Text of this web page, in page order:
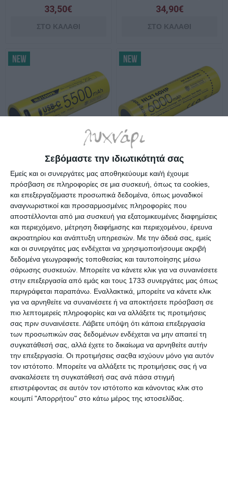
Σεβόμαστε την ιδιωτικότητά σας
Εμείς και οι συνεργάτες μας αποθηκεύουμε και/ή έχουμε
πρόσβαση σε πληροφορίες σε μια συσκευή, όπως τα cookies,
και επεξεργαζόμαστε προσωπικά δεδομένα, όπως μοναδικοί
αναγνωριστικοί και προσαρμοσμένες πληροφορίες που
αποστέλλονται από μια συσκευή για εξατομικευμένες διαφημίσεις
και περιεχόμενο, μέτρηση διαφήμισης και περιεχομένου, έρευνα
ακροατηρίου και ανάπτυξη υπηρεσιών. Με την άδειά σας, εμείς
και οι συνεργάτες μας ενδέχεται να χρησιμοποιήσουμε ακριβή
δεδομένα γεωγραφικής τοποθεσίας και ταυτοποίησης μέσω
σάρωσης συσκευών. Μπορείτε να κάνετε κλικ για να συναινέσετε
στην επεξεργασία από εμάς και τους 1733 συνεργάτες μας όπως
περιγράφεται παραπάνω. Εναλλακτικά, μπορείτε να κάνετε κλικ
για να αρνηθείτε να συναινέσετε ή να αποκτήσετε πρόσβαση σε
πιο λεπτομερείς πληροφορίες και να αλλάξετε τις προτιμήσεις
σας πριν συναινέσετε. Λάβετε υπόψη ότι κάποια επεξεργασία
των προσωπικών σας δεδομένων ενδέχεται να μην απαιτεί τη
συγκατάθεσή σας, αλλά έχετε το δικαίωμα να αρνηθείτε αυτήν
την επεξεργασία. Οι προτιμήσεις σαςθα ισχύουν μόνο για αυτόν
τον ιστότοπο. Μπορείτε να αλλάξετε τις προτιμήσεις σας ή να
ανακαλέσετε τη συγκατάθεσή σας ανά πάσα στιγμή
επιστρέφοντας σε αυτόν τον ιστότοπο και κάνοντας κλικ στο
κουμπί "Απορρήτου" στο κάτω μέρος της ιστοσελίδας.
33,50€ 34,90€
Nitecore μπαταρία
NL2155HPR 21700 20A
5500mAh USB-C
Λίγα τεμάχια διαθέσιμα!
33,90€
Nitecore μπαταρία
NL2160HP 20A 6000mAh
Λίγα τεμάχια διαθέσιμα!
34,90€
Nitecore μπαταρία NL21650
6000mAh
Διαθέσιμο
34,90€
Nitecore Φακός EDC23 UHI
LED Strobe Ready
2500Lumens
Κατόπιν παραγγελίας
88,50€